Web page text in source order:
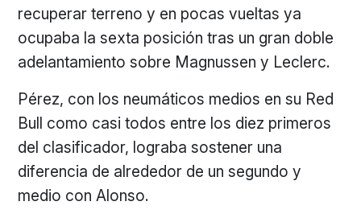
recuperar terreno y en pocas vueltas ya
ocupaba la sexta posición tras un gran doble
adelantamiento sobre Magnussen y Leclerc.
Pérez, con los neumáticos medios en su Red
Bull como casi todos entre los diez primeros
del clasificador, lograba sostener una
diferencia de alrededor de un segundo y
medio con Alonso.